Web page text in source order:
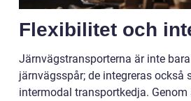
Flexibilitet och
Järnvägstransporterna är inte
järnvägsspår; de integreras också
intermodal transportkedja.